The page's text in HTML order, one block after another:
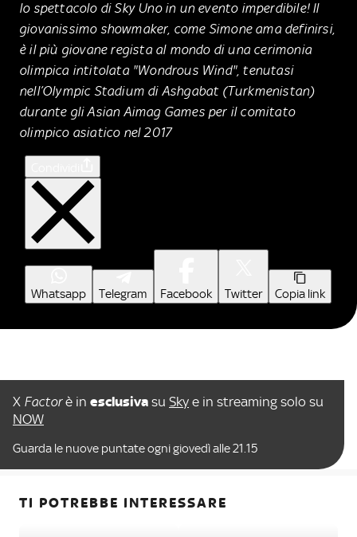
lo spettacolo di Sky Uno in un evento imperdibile! Il
giovanissimo showmaker, come Simone ama definirsi,
è il più giovane regista al mondo di una cerimonia
olimpica intitolata "Wondrous Wind", tenutasi
nell’Olympic Stadium di Ashgabat (Turkmenistan)
durante gli Asian Aimag Games per il comitato
olimpico asiatico nel 2017
Whatsapp Telegram Facebook Twitter Copia link
X Factorè in esclusiva su Sky e in streaming solo su
NOW
Guarda le nuove puntate ogni giovedì alle 21.15
TI POTREBBE INTERESSARE